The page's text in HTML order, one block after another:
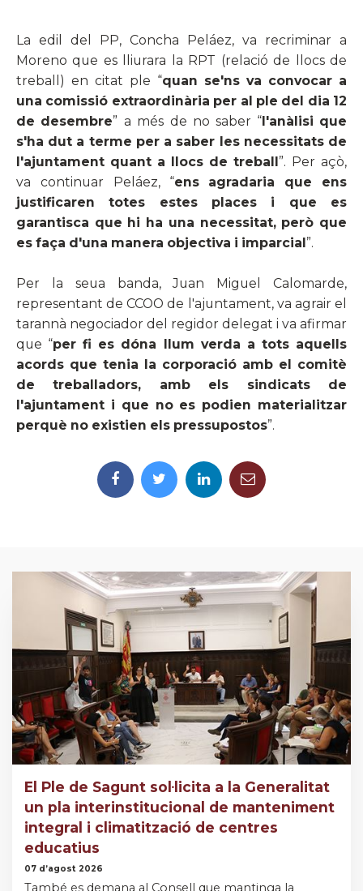
La edil del PP, Concha Peláez, va recriminar a
Moreno que es lliurara la RPT (relació de llocs de
treball) en citat ple “quan se'ns va convocar a
una comissió extraordinària per al ple del dia 12
de desembre” a més de no saber “l'anàlisi que
s'ha dut a terme per a saber les necessitats de
l'ajuntament quant a llocs de treball”. Per açò,
va continuar Peláez, “ens agradaria que ens
justificaren totes estes places i que es
garantisca que hi ha una necessitat, però que
es faça d'una manera objectiva i imparcial”.
Per la seua banda, Juan Miguel Calomarde,
representant de CCOO de l'ajuntament, va agrair el
tarannà negociador del regidor delegat i va afirmar
que “per fi es dóna llum verda a tots aquells
acords que tenia la corporació amb el comitè
de treballadors, amb els sindicats de
l'ajuntament i que no es podien materialitzar
perquè no existien els pressupostos”.
El Ple de Sagunt sol·licita a la Generalitat
un pla interinstitucional de manteniment
integral i climatització de centres
educatius
07 d’agost 2026
També es demana al Consell que mantinga la